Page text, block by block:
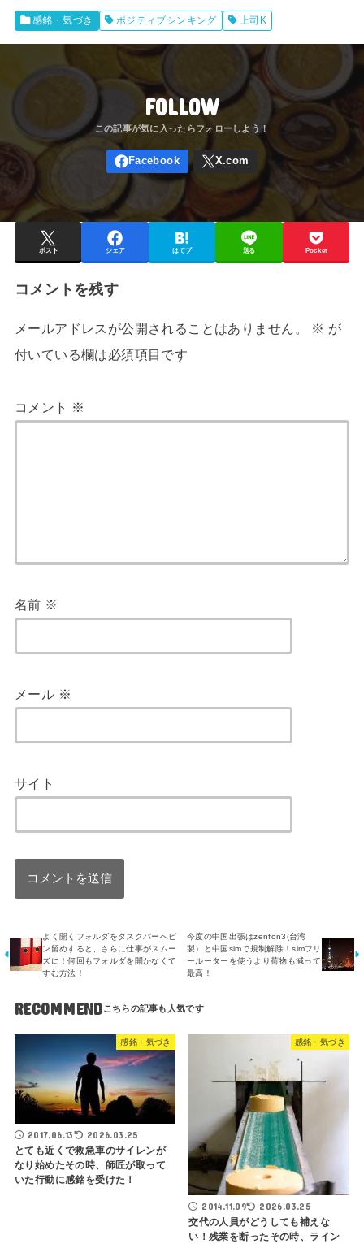
感銘・気づき ポジティブシンキング 上司K
FOLLOW
ポスト シェア はてブ 送る Pocket
コメントを残す
メールアドレスが公開されることはありません。 ※ が
付いている欄は必須項目です
コメント ※
名前 ※
メール ※
サイト
よく開くフォルダをタスクバーへピ
ン留めすると、さらに仕事がスムー
ズに！何回もフォルダを開かなくて
すむ方法！
今度の中国出張はzenfon3(台湾
製）と中国simで規制解除！simフリ
ールーターを使うより荷物も減って
最高！
RECOMMEND
感銘・気づき
2017.06.13 2026.03.25
とても近くで救急車のサイレンが
なり始めたその時、師匠が取って
いた行動に感銘を受けた！
感銘・気づき
2014.11.09 2026.03.25
交代の人員がどうしても補えな
い！残業を断ったその時、ライン